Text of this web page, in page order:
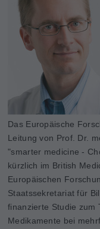
Das Europäische
Leitung von Prof. Dr.
"smarter medicine -
kürzlich im British
Europäischen
Staatssekretariat für
finanzierte Studie zum
Medikamente bei